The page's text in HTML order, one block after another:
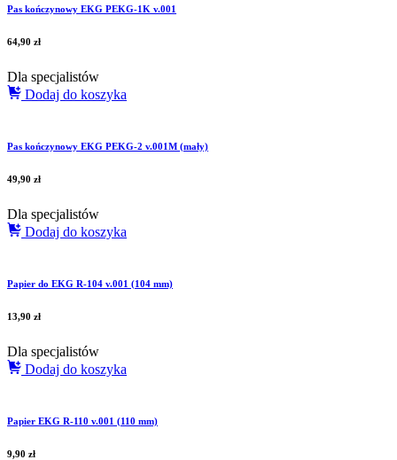
Pas kończynowy EKG PEKG-1K v.001
64,90 zł
Dla specjalistów
Dodaj do koszyka
Pas kończynowy EKG PEKG-2 v.001M (mały)
49,90 zł
Dla specjalistów
Dodaj do koszyka
Papier do EKG R-104 v.001 (104 mm)
13,90 zł
Dla specjalistów
Dodaj do koszyka
Papier EKG R-110 v.001 (110 mm)
9,90 zł